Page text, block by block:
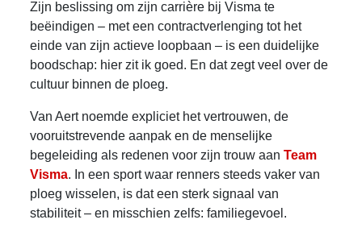
Zijn beslissing om zijn carrière bij Visma te
beëindigen – met een contractverlenging tot het
einde van zijn actieve loopbaan – is een duidelijke
boodschap: hier zit ik goed. En dat zegt veel over de
cultuur binnen de ploeg.
Van Aert noemde expliciet het vertrouwen, de
vooruitstrevende aanpak en de menselijke
begeleiding als redenen voor zijn trouw aanTeam
Visma. In een sport waar renners steeds vaker van
ploeg wisselen, is dat een sterk signaal van
stabiliteit – en misschien zelfs: familiegevoel.